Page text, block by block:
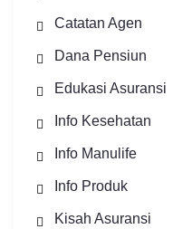
Catatan Agen
Dana Pensiun
Edukasi Asuransi
Info Kesehatan
Info Manulife
Info Produk
Kisah Asuransi